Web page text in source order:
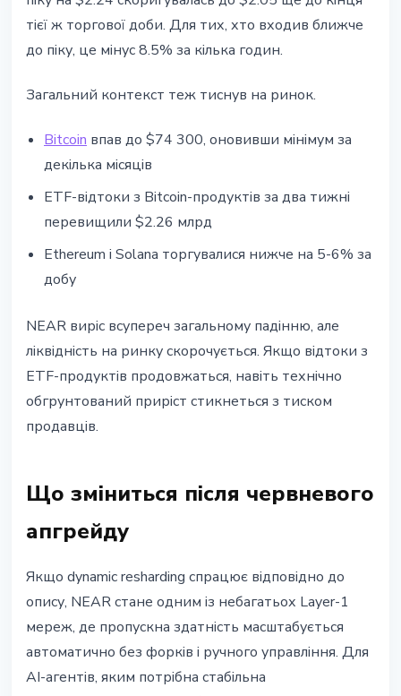
тієї ж торгової доби. Для тих, хто входив ближче
до піку, це мінус 8.5% за кілька годин.
Загальний контекст теж тиснув на ринок.
Bitcoin впав до $74 300, оновивши мінімум за
декілька місяців
ETF-відтоки з Bitcoin-продуктів за два тижні
перевищили $2.26 млрд
Ethereum і Solana торгувалися нижче на 5-6% за
добу
NEAR виріс всупереч загальному падінню, але
ліквідність на ринку скорочується. Якщо відтоки з
ETF-продуктів продовжаться, навіть технічно
обгрунтований приріст стикнеться з тиском
продавців.
Що зміниться після червневого
апгрейду
Якщо dynamic resharding спрацює відповідно до
опису, NEAR стане одним із небагатьох Layer-1
мереж, де пропускна здатність масштабується
автоматично без форків і ручного управління. Для
AI-агентів, яким потрібна стабільна